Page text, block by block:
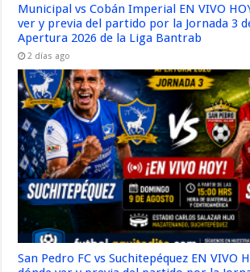
Municipal vs Cobán Imperial EN VIVO
ver y previa del partido por la Jornada 3
Apertura 2026 de la Liga Bantrab
2 días ago
San Pedro FC vs Suchitepéquez EN VIVO